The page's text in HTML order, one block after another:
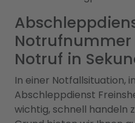
Notruf in
In einer Notfallsituation,
Abschleppdienst
wichtig, schnell handeln